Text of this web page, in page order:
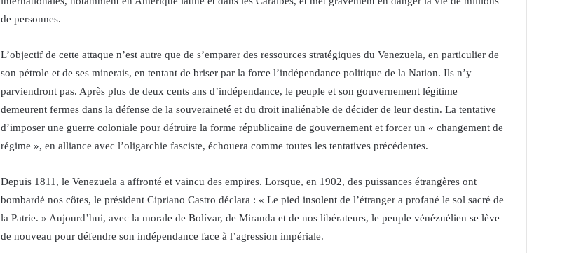
de personnes.
L’objectif de cette attaque n’est autre que de s’emparer des ressources stratégiques du Venezuela, en particulier de
son pétrole et de ses minerais, en tentant de briser par la force l’indépendance politique de la Nation. Ils n’y
parviendront pas. Après plus de deux cents ans d’indépendance, le peuple et son gouvernement légitime
demeurent fermes dans la défense de la souveraineté et du droit inaliénable de décider de leur destin. La tentative
d’imposer une guerre coloniale pour détruire la forme républicaine de gouvernement et forcer un « changement de
régime », en alliance avec l’oligarchie fasciste, échouera comme toutes les tentatives précédentes.
Depuis 1811, le Venezuela a affronté et vaincu des empires. Lorsque, en 1902, des puissances étrangères ont
bombardé nos côtes, le président Cipriano Castro déclara : « Le pied insolent de l’étranger a profané le sol sacré de
la Patrie. » Aujourd’hui, avec la morale de Bolívar, de Miranda et de nos libérateurs, le peuple vénézuélien se lève
de nouveau pour défendre son indépendance face à l’agression impériale.